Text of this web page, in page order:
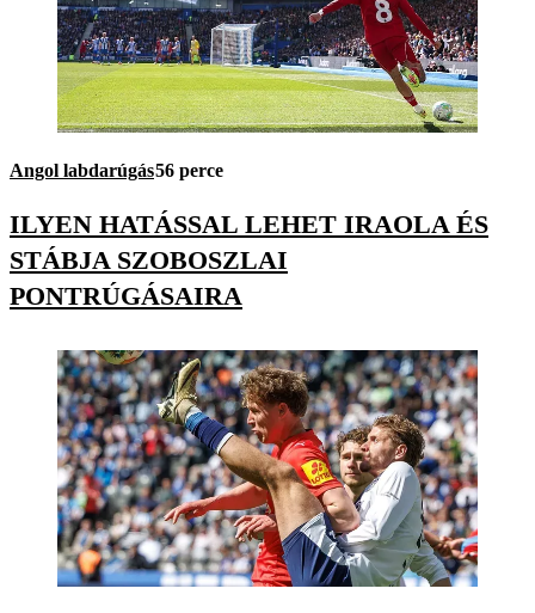
Angol labdarúgás56 perce
ILYEN HATÁSSAL LEHET IRAOLA ÉS
STÁBJA SZOBOSZLAI
PONTRÚGÁSAIRA